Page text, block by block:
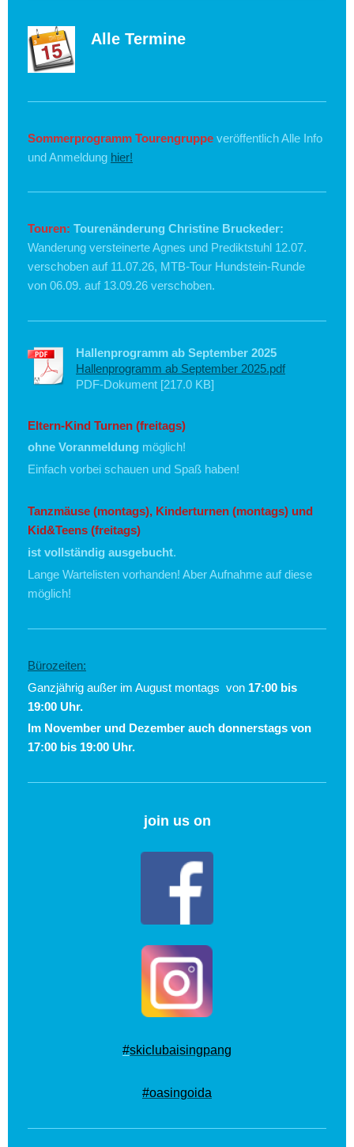
Alle Termine
Sommerprogramm Tourengruppe veröffentlich Alle Info
und Anmeldung hier!
Touren: Tourenänderung Christine Bruckeder:
Wanderung versteinerte Agnes und Prediktstuhl 12.07.
verschoben auf 11.07.26, MTB-Tour Hundstein-Runde
von 06.09. auf 13.09.26 verschoben.
Hallenprogramm ab September 2025
Hallenprogramm ab September 2025.pdf
PDF-Dokument [217.0 KB]
Eltern-Kind Turnen (freitags)
ohne Voranmeldung möglich!
Einfach vorbei schauen und Spaß haben!
Tanzmäuse (montags), Kinderturnen (montags) und
Kid&Teens (freitags)
ist vollständig ausgebucht.
Lange Wartelisten vorhanden! Aber Aufnahme auf diese
möglich!
Bürozeiten:
Ganzjährig außer im August montags von 17:00 bis
19:00 Uhr.
Im November und Dezember auch donnerstags von
17:00 bis 19:00 Uhr.
join us on
#skiclubaisingpang
#oasingoida